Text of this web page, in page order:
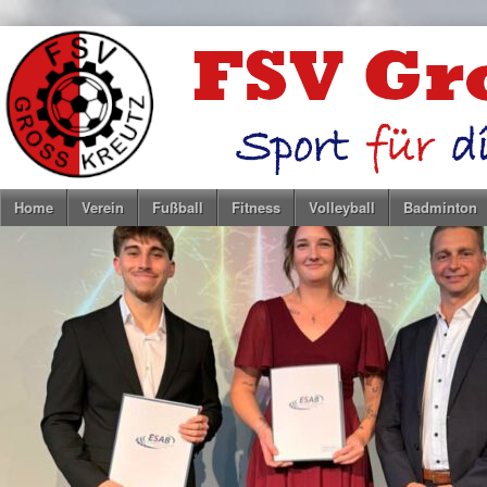
Home Verein Fußball Fitness Volleyball Badminton